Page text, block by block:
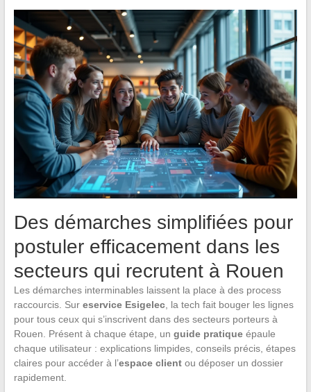
Des démarches simplifiées pour
postuler efficacement dans les
secteurs qui recrutent à Rouen
Les démarches interminables laissent la place à des process
raccourcis. Sur eservice Esigelec, la tech fait bouger les lignes
pour tous ceux qui s’inscrivent dans des secteurs porteurs à
Rouen. Présent à chaque étape, un guide pratiqueépaule
chaque utilisateur : explications limpides, conseils précis, étapes
claires pour accéder à l’espace clientou déposer un dossier
rapidement.